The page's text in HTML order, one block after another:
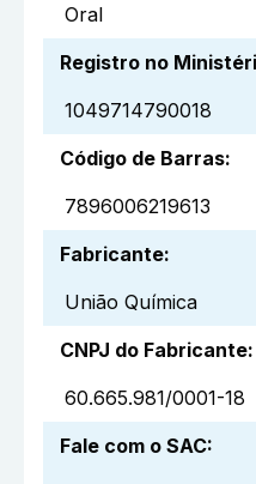
Oral
Registro no
1049714790018
Código de Barras:
7896006219613
Fabricante:
União Química
CNPJ do Fabricante:
60.665.981/0001-18
Fale com o SAC: